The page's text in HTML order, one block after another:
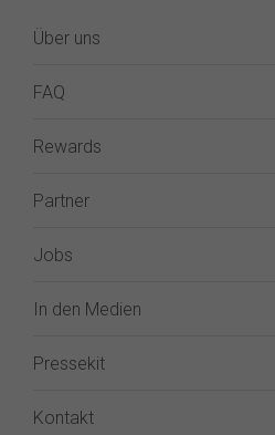
Über uns
FAQ
Rewards
Partner
Jobs
In den Medien
Pressekit
Kontakt